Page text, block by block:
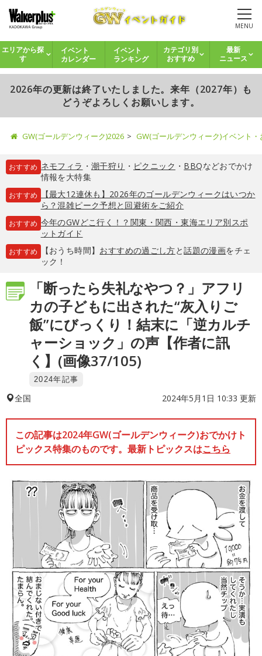
MENU
エリアから探
す
イベント
カレンダー
イベント
ランキング
カテゴリ別
おすすめ
最新
ニュース
2026年の更新は終了いたしました。来年（2027年）も
どうぞよろしくお願いします。
GW(ゴールデンウィーク)2026 GW(ゴールデンウィーク)イベント
おすすめ ネモフィラ ・ 潮干狩り ・ ピクニック ・ BBQなどおでかけ
情報を大特集
おすすめ
【最大12連休も】2026年のゴールデンウィークはいつか
ら？混雑ピーク予想と回避術をご紹介
おすすめ 今年のGWどこ行く！？関東・関西・東海エリア別スポ
ットガイド
おすすめ 【おうち時間】 おすすめの過ごし方と話題の漫画をチェ
ック！
「断ったら失礼なやつ？」アフリ
カの子どもに出された“灰入りご
飯”にびっくり！結末に「逆カルチ
ャーショック」の声【作者に訊
く】(画像37/105)
2024年記事
全国 2024年5月1日 10:33 更新
この記事は2024年GW(ゴールデンウィーク)おでかけト
ピックス特集のものです。最新トピックスはこちら